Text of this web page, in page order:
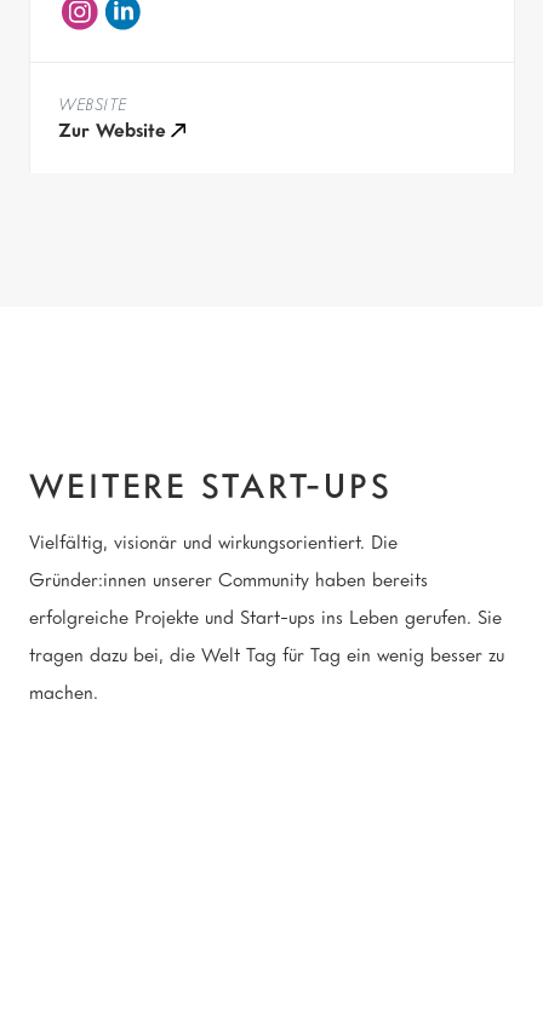
WEBSITE
Zur Website
WEITERE START-UPS
Vielfältig, visionär und wirkungsorientiert. Die
Gründer:innen unserer Community haben bereits
erfolgreiche Projekte und Start-ups ins Leben gerufen. Sie
tragen dazu bei, die Welt Tag für Tag ein wenig besser zu
machen.